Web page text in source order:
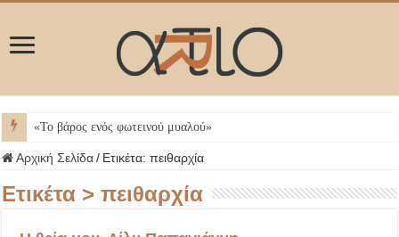
ΜΥ
Αρχική Σελίδα / Ετικέτα:πειθαρχία
Ετικέτα >πειθαρχία